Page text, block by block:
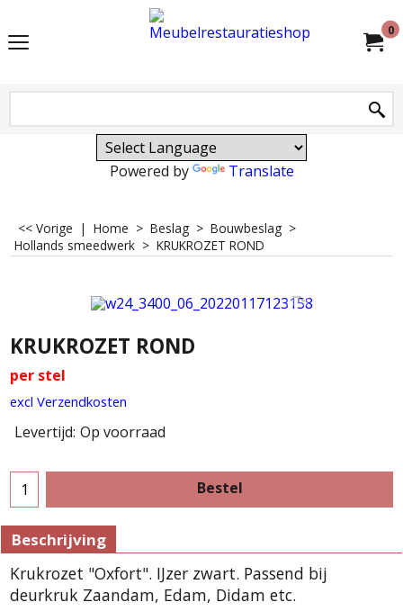
0
Powered by Translate
<< Vorige | Home > Beslag > Bouwbeslag >
Hollands smeedwerk > KRUKROZET ROND
KRUKROZET ROND
per stel
excl Verzendkosten
Levertijd: Op voorraad
Bestel
Beschrijving
Krukrozet "Oxfort". IJzer zwart. Passend bij
deurkruk Zaandam, Edam, Didam etc.